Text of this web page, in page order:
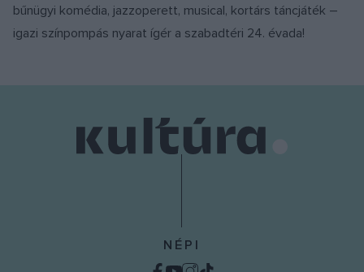
bűnügyi komédia, jazzoperett, musical, kortárs táncjáték –
igazi színpompás nyarat ígér a szabadtéri 24. évada!
NÉPI